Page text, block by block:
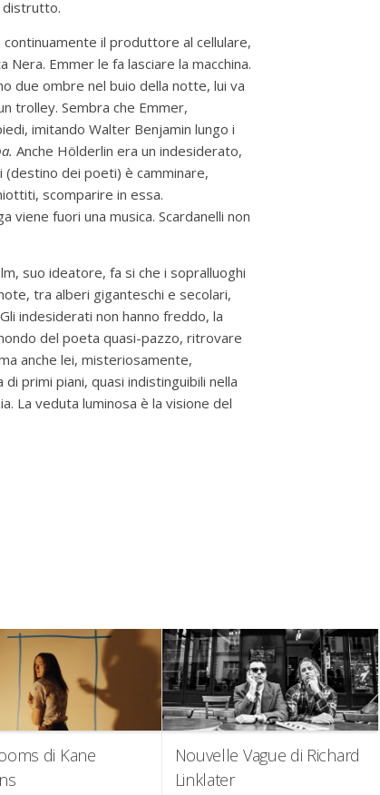
distrutto.
il produttore al cellulare,
Emmer le fa lasciare la macchina.
due ombre nel buio della notte, lui va
trolley. Sembra che Emmer,
imitando Walter Benjamin lungo i
Anche Hölderlin era un indesiderato,
dei poeti) è camminare,
scomparire in essa.
viene fuori una musica. Scardanelli non
suo ideatore, fa si che i sopralluoghi
tra alberi giganteschi e secolari,
indesiderati non hanno freddo, la
del poeta quasi-pazzo, ritrovare
anche lei, misteriosamente,
primi piani, quasi indistinguibili nella
La veduta luminosa è la visione del
di Kane
Nouvelle Vague di Richard
Linklater